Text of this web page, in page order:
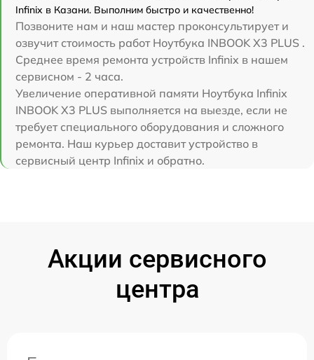
Infinix в Казани. Выполним быстро и качественно!
Позвоните нам и наш мастер проконсультирует и
озвучит стоимость работ Ноутбука INBOOK X3 PLUS .
Среднее время ремонта устройств Infinix в нашем
сервисном - 2 часа.
Увеличение оперативной памяти Ноутбука Infinix
INBOOK X3 PLUS выполняется на выезде, если не
требует специального оборудования и сложного
ремонта. Наш курьер доставит устройство в
сервисный центр Infinix и обратно.
Акции сервисного
центра